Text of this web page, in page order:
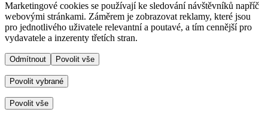
Marketingové cookies se používají ke sledování návštěvníků napříč
webovými stránkami. Záměrem je zobrazovat reklamy, které jsou
pro jednotlivého uživatele relevantní a poutavé, a tím cennější pro
vydavatele a inzerenty třetích stran.
Odmítnout Povolit vše
Povolit vybrané
Povolit vše